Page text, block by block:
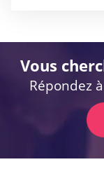
Vous
Répondez